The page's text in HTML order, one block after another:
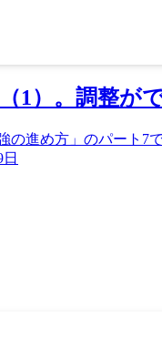
1）。調整が
の進め方」のパート7